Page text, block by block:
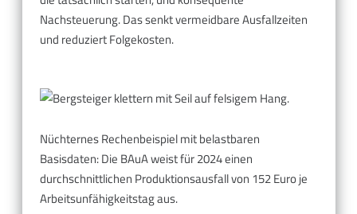
Nachsteuerung. Das senkt vermeidbare Ausfallzeiten
und reduziert Folgekosten.
Nüchternes Rechenbeispiel mit belastbaren
Basisdaten: Die BAuA weist für 2024 einen
durchschnittlichen Produktionsausfall von 152 Euro je
Arbeitsunfähigkeitstag aus.